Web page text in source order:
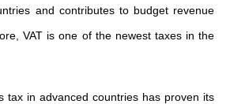
and contributes to budget revenue
VAT is one of the newest taxes in the
tax in advanced countries has proven its